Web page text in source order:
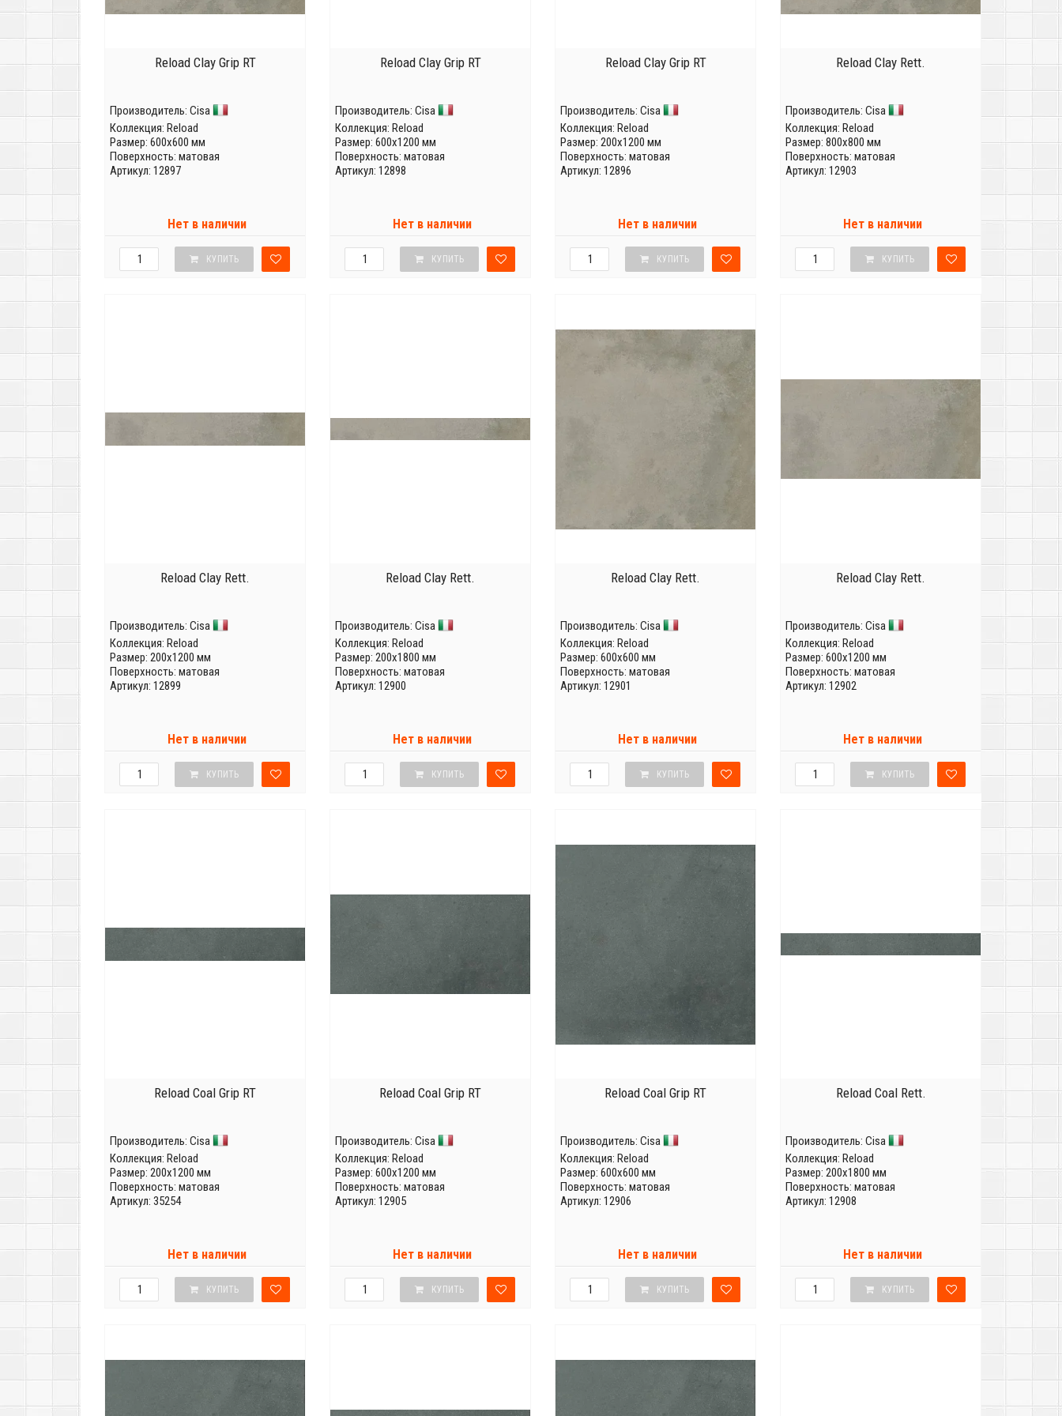
Reload Clay Grip RT
Производитель: Cisa
Коллекция: Reload
Размер: 600x600 мм
Поверхность: матовая
Артикул: 12897
Нет в наличии
КУПИТЬ
Reload Clay Grip RT
Производитель: Cisa
Коллекция: Reload
Размер: 600x1200 мм
Поверхность: матовая
Артикул: 12898
Нет в наличии
КУПИТЬ
Reload Clay Grip RT
Производитель: Cisa
Коллекция: Reload
Размер: 200x1200 мм
Поверхность: матовая
Артикул: 12896
Нет в наличии
КУПИТЬ
Reload Clay Rett.
Производитель: Cisa
Коллекция: Reload
Размер: 800x800 мм
Поверхность: матовая
Артикул: 12903
Нет в наличии
КУПИТЬ
Reload Clay Rett.
Производитель: Cisa
Коллекция: Reload
Размер: 200x1200 мм
Поверхность: матовая
Артикул: 12899
Нет в наличии
КУПИТЬ
Reload Clay Rett.
Производитель: Cisa
Коллекция: Reload
Размер: 200x1800 мм
Поверхность: матовая
Артикул: 12900
Нет в наличии
КУПИТЬ
Reload Clay Rett.
Производитель: Cisa
Коллекция: Reload
Размер: 600x600 мм
Поверхность: матовая
Артикул: 12901
Нет в наличии
КУПИТЬ
Reload Clay Rett.
Производитель: Cisa
Коллекция: Reload
Размер: 600x1200 мм
Поверхность: матовая
Артикул: 12902
Нет в наличии
КУПИТЬ
Reload Coal Grip RT
Производитель: Cisa
Коллекция: Reload
Размер: 200x1200 мм
Поверхность: матовая
Артикул: 35254
Нет в наличии
КУПИТЬ
Reload Coal Grip RT
Производитель: Cisa
Коллекция: Reload
Размер: 600x1200 мм
Поверхность: матовая
Артикул: 12905
Нет в наличии
КУПИТЬ
Reload Coal Grip RT
Производитель: Cisa
Коллекция: Reload
Размер: 600x600 мм
Поверхность: матовая
Артикул: 12906
Нет в наличии
КУПИТЬ
Reload Coal Rett.
Производитель: Cisa
Коллекция: Reload
Размер: 200x1800 мм
Поверхность: матовая
Артикул: 12908
Нет в наличии
КУПИТЬ